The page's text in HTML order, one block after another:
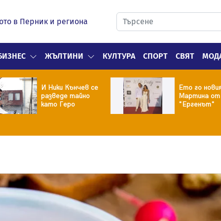
в Перник и региона
ЖЪЛТИНИ КУЛТУРА СПОРТ СВЯТ
И Ники Кънчев се
разведе тайно
като Геро
Ето го
Мартина от
"Ергенът"